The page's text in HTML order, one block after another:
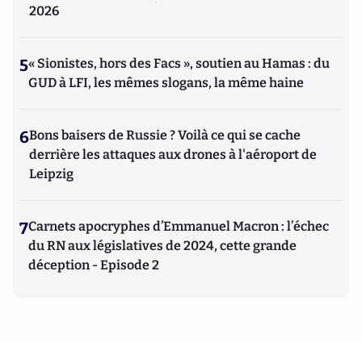
2026
5« Sionistes, hors des Facs », soutien au Hamas : du
GUD à LFI, les mêmes slogans, la même haine
6Bons baisers de Russie ? Voilà ce qui se cache
derrière les attaques aux drones à l'aéroport de
Leipzig
7Carnets apocryphes d’Emmanuel Macron : l’échec
du RN aux législatives de 2024, cette grande
déception - Episode 2